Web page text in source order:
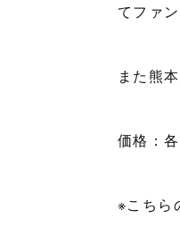
てファ
また熊
価格：
※こちら